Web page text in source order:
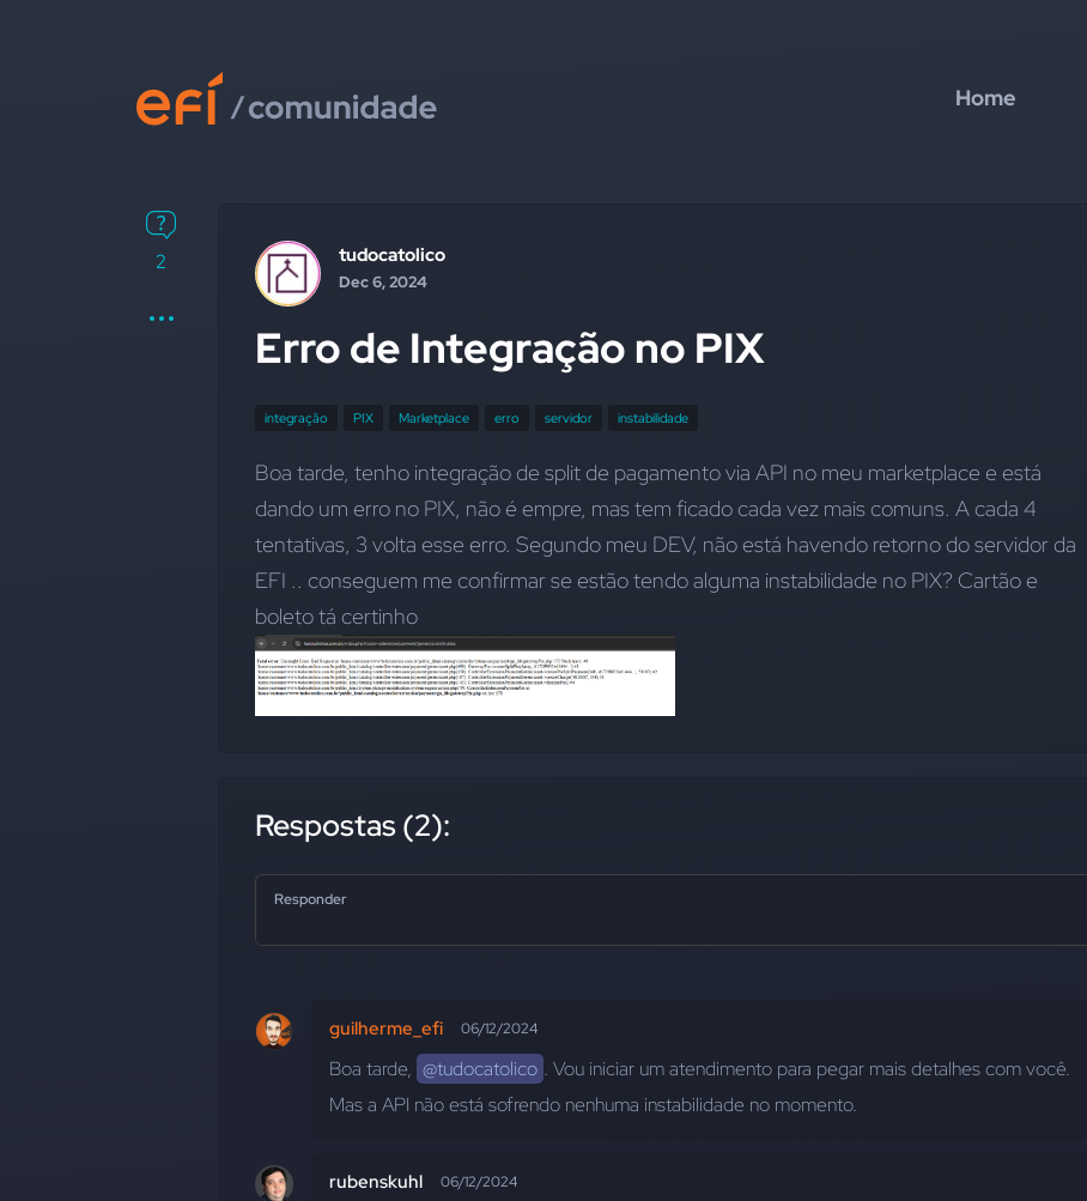
Home
2 tudocatolico
Dec 6, 2024
Erro de Integração no PIX
integração PIX Marketplace erro servidor instabilidade
Boa tarde, tenho integração de split de pagamento via API no meu marketplace e está
dando um erro no PIX, não é empre, mas tem ficado cada vez mais comuns. A cada 4
tentativas, 3 volta esse erro. Segundo meu DEV, não está havendo retorno do servidor da
EFI .. conseguem me confirmar se estão tendo alguma instabilidade no PIX? Cartão e
boleto tá certinho
Respostas (2):
Responder
guilherme_efi 06/12/2024
Boa tarde, @tudocatolico . Vou iniciar um atendimento para pegar mais detalhes com você.
Mas a API não está sofrendo nenhuma instabilidade no momento.
rubenskuhl 06/12/2024